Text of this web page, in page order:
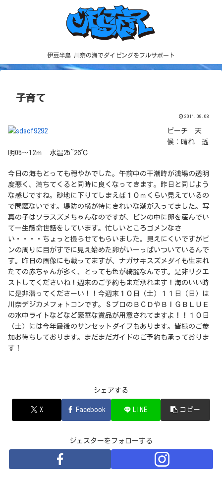
伊豆半島 川奈の海でダイビングをフルサポート
子育て
2011.09.08
ビーチ 天
候：晴れ 透
明05～12ｍ 水温25~26℃
今日の海もとっても穏やかでした。午前中の干潮時が浅場の透明
度悪く、満ちてくると同時に良くなってきます。昨日と同じよう
な感じですね。砂地に下りてしまえば１０ｍくらい見えているの
で問題ないです。堤防の横が特にきれいな潮が入ってました。写
真の子はソラスズメちゃんなのですが、ビンの中に卵を産んでい
て一生懸命世話をしています。忙しいところゴメンなさ
い・・・・ちょっと撮らせてもらいました。見えにくいですがビ
ンの周りに目がすでに見え始めた卵がいーっぱいついているんで
す。昨日の画像にも載ってますが、ナガサキスズメダイも生まれ
たての赤ちゃんが多く、とっても色が綺麗なんです。是非リクエ
ストしてくださいね！週末のご予約もまだ承れます！海のいい時
に是非潜ってくださーい！！ 今週末１０日（土）１１日（日）は
川奈デジカメフォトコンです。ＳプロのＢＣＤやＢＩＧＢＬＵＥ
の水中ライトなどなど豪華な賞品が用意されてますよ！！１０日
（土）には今年最後のサンセットダイブもあります。皆様のご参
加お待ちしております。まだまだガイドのご予約も承っておりま
す！
シェアする
X Facebook LINE コピー
ジェスターをフォローする